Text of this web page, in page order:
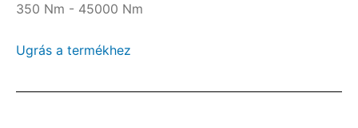
350 Nm - 45000 Nm
Ugrás a termékhez